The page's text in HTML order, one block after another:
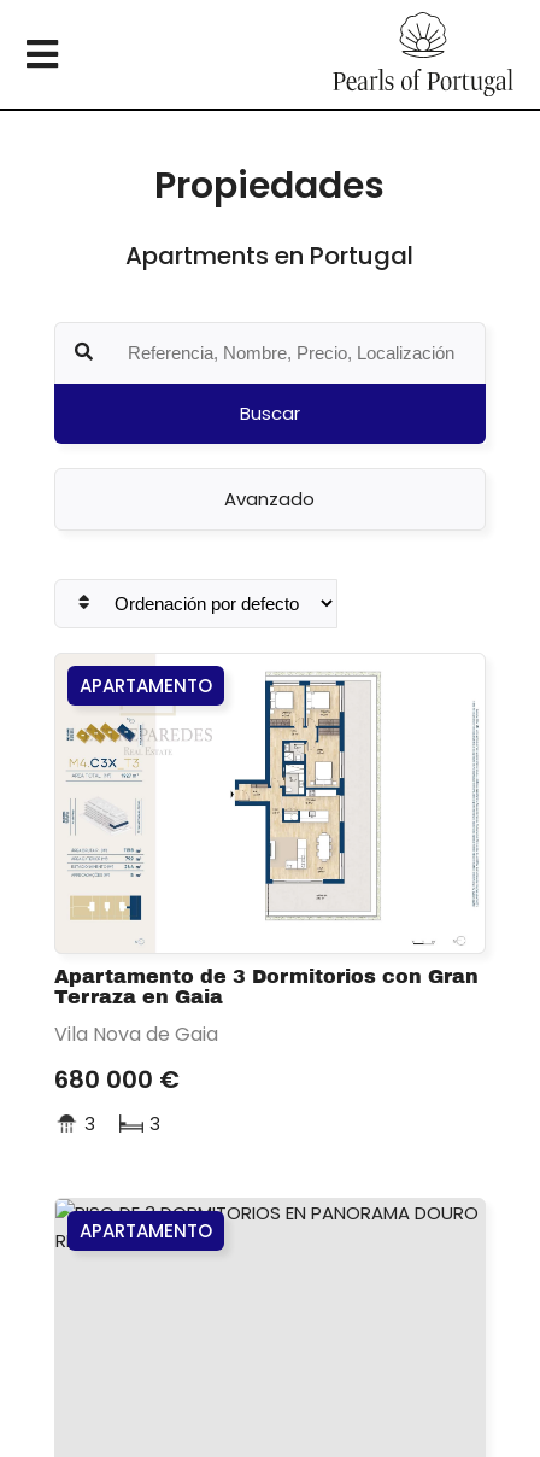
Propiedades
Apartments en Portugal
Buscar
Avanzado
APARTAMENTO
Apartamento de 3 Dormitorios con Gran
Terraza en Gaia
Vila Nova de Gaia
680 000 €
3 3
APARTAMENTO